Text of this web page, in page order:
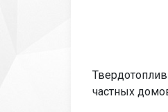
частных